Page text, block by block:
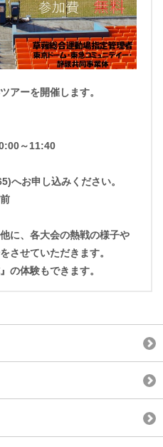
アーを開催します。
～11:40
お申し込みください。
に、各大会の熱戦の様子や
させていただきます。
の体験もできます。